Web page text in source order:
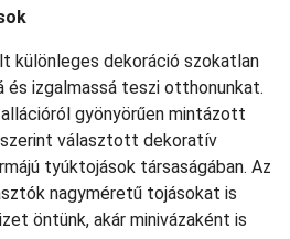
különleges dekoráció szokatlan
és izgalmassá teszi otthonunkat.
gyönyörűen mintázott
választott dekoratív
tyúktojások társaságában. Az
nagyméretű tojásokat is
öntünk, akár minivázaként is